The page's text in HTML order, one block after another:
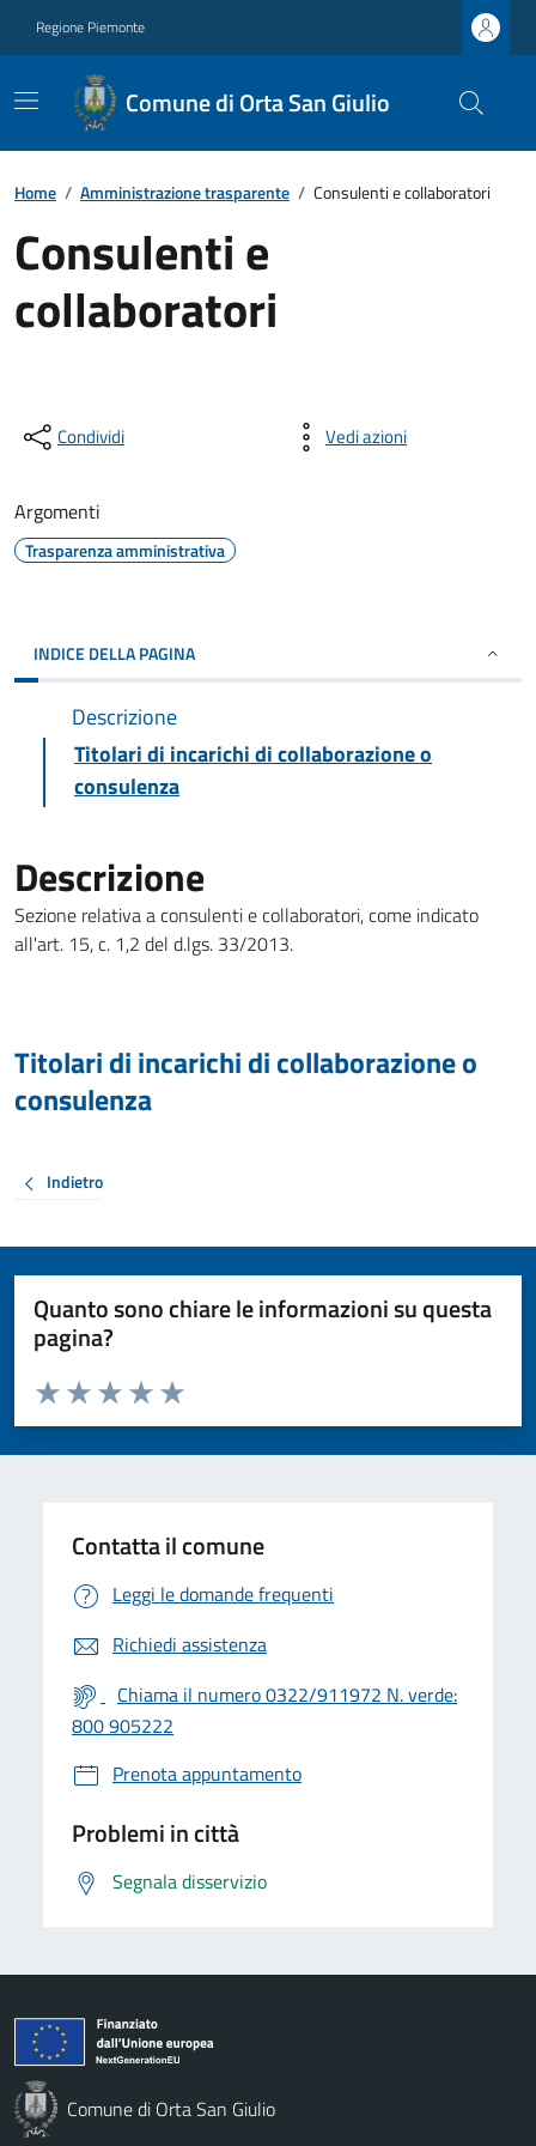
Regione Piemonte
Comune di Orta San Giulio
Home / Amministrazione trasparente / Consulenti e collaboratori
Consulenti e
collaboratori
Condividi Vedi azioni
Argomenti
Trasparenza amministrativa
INDICE DELLA PAGINA
Descrizione
Titolari di incarichi di collaborazione o
consulenza
Descrizione
Sezione relativa a consulenti e collaboratori, come indicato
all'art. 15, c. 1,2 del d.lgs. 33/2013.
Titolari di incarichi di collaborazione o
consulenza
Indietro
Quanto sono chiare le informazioni su questa
pagina?
Valuta da 1 a 5 stelle la pagina
Valuta 5 stelle su 5
Valuta 4 stelle su 5
Valuta 3 stelle su 5
Valuta 2 stelle su 5
Valuta 1 stelle su 5
Contatta il comune
Leggi le domande frequenti
Richiedi assistenza
Chiama il numero 0322/911972 N. verde:
800 905222
Prenota appuntamento
Problemi in città
Segnala disservizio
Comune di Orta San Giulio